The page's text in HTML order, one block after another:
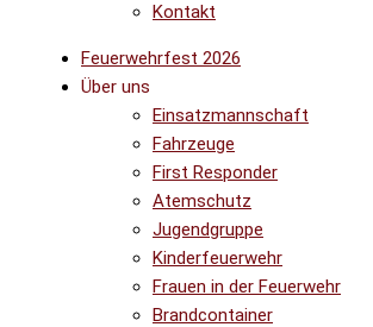
Kontakt
Feuerwehrfest 2026
Über uns
Einsatzmannschaft
Fahrzeuge
First Responder
Atemschutz
Jugendgruppe
Kinderfeuerwehr
Frauen in der Feuerwehr
Brandcontainer